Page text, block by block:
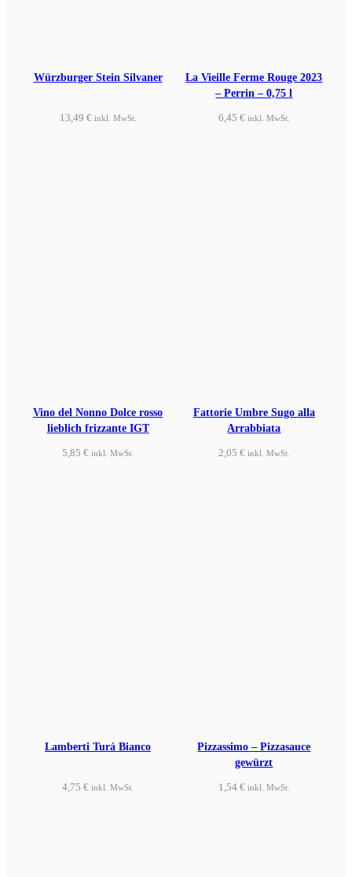
Würzburger Stein Silvaner
13,49 € inkl. MwSt.
La Vieille Ferme Rouge 2023
– Perrin – 0,75 l
6,45 € inkl. MwSt.
Vino del Nonno Dolce rosso
lieblich frizzante IGT
5,85€ inkl. MwSt.
Fattorie Umbre Sugo alla
Arrabbiata
2,05 € inkl. MwSt.
Lamberti Turá Bianco
4,75€ inkl. MwSt.
Pizzassimo – Pizzasauce
gewürzt
1,54 € inkl. MwSt.